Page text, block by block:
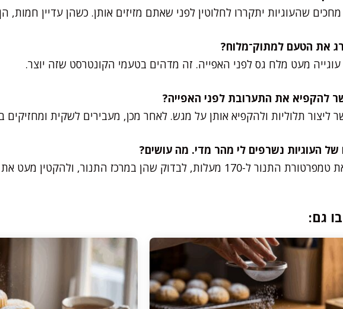
שהעוגיות יתקררו לחלוטין לפני שאתם מזיזים אותן. כשהן עדיין חמות,
עוגייה מעט מלח גס לפני האפייה. זה מדהים בטעמי הקונטרסט שזה יוצר.
ליצור תלוליות ולהקפיא אותן על מגש. לאחר מכן, מעבירים לשקית
מעלות, לבדוק שהן במרכז התנור, ולהקטין מעט את גודל התלוליות.
גם: